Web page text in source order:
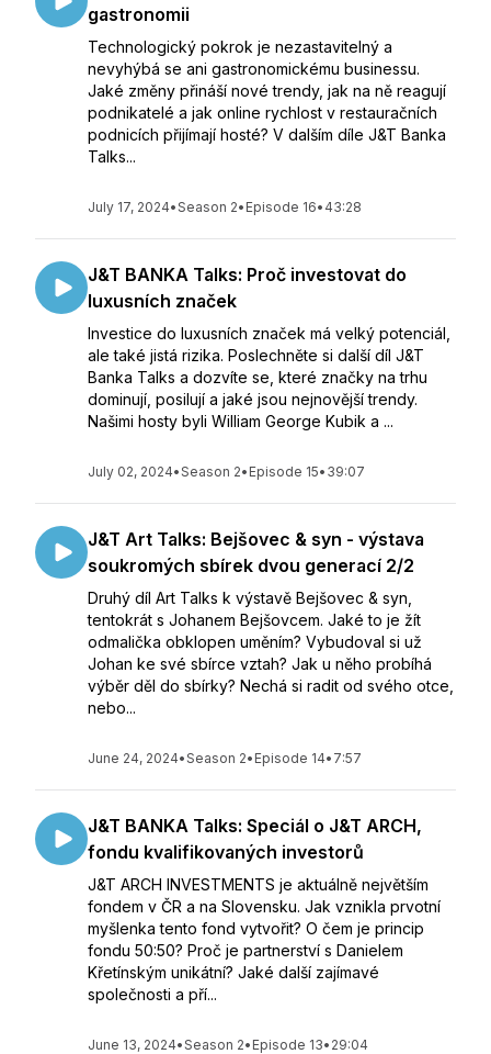
gastronomii
Technologický pokrok je nezastavitelný a
nevyhýbá se ani gastronomickému businessu.
Jaké změny přináší nové trendy, jak na ně reagují
podnikatelé a jak online rychlost v restauračních
podnicích přijímají hosté? V dalším díle J&T Banka
Talks...
July 17, 2024•Season 2• Episode 16• 43:28
J&T BANKA Talks: Proč investovat do
luxusních značek
Investice do luxusních značek má velký potenciál,
ale také jistá rizika. Poslechněte si další díl J&T
Banka Talks a dozvíte se, které značky na trhu
dominují, posilují a jaké jsou nejnovější trendy.
Našimi hosty byli William George Kubik a ...
July 02, 2024•Season 2• Episode 15• 39:07
J&T Art Talks: Bejšovec & syn - výstava
soukromých sbírek dvou generací 2/2
Druhý díl Art Talks k výstavě Bejšovec & syn,
tentokrát s Johanem Bejšovcem. Jaké to je žít
odmalička obklopen uměním? Vybudoval si už
Johan ke své sbírce vztah? Jak u něho probíhá
výběr děl do sbírky? Nechá si radit od svého otce,
nebo...
June 24, 2024•Season 2• Episode 14• 7:57
J&T BANKA Talks: Speciál o J&T ARCH,
fondu kvalifikovaných investorů
J&T ARCH INVESTMENTS je aktuálně největším
fondem v ČR a na Slovensku. Jak vznikla prvotní
myšlenka tento fond vytvořit? O čem je princip
fondu 50:50? Proč je partnerství s Danielem
Křetínským unikátní? Jaké další zajímavé
společnosti a pří...
June 13, 2024•Season 2• Episode 13• 29:04